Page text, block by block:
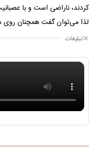
کردند، ناراضی است و با
لذا می‌توان گفت همچنان
تبلیغات